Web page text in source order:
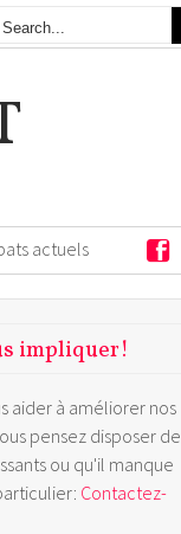
actuels
impliquer!
aider à améliorer nos
pensez disposer de
ou qu'il manque
Contactez-